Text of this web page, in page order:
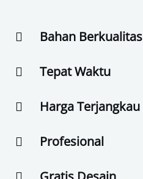
Bahan Berkualitas
Tepat Waktu
Harga Terjangkau
Profesional